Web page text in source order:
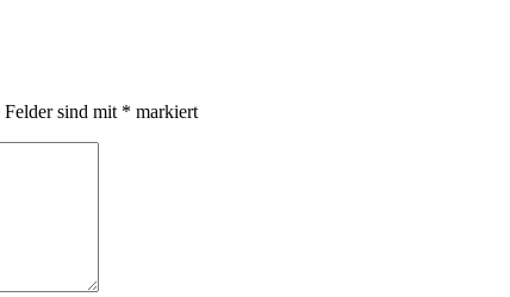
sind mit * markiert